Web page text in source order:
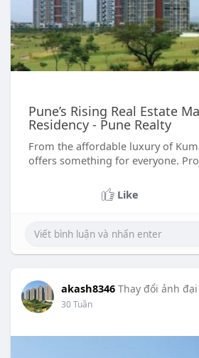
Pune’s Rising Real Estate
Residency - Pune Realty
From the affordable luxury of
offers something for everyone.
Like
akash8346 Thay đổi ảnh
30 Tuần